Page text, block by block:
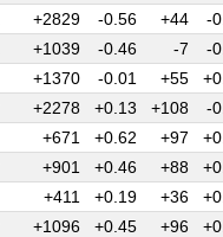
+2829 -0.56 +44 -
+1039 -0.46 -7 -
+1370 -0.01 +55
+2278 +0.13 +108 -
+671 +0.62 +97
+901 +0.46 +88
+411 +0.19 +36
+1096 +0.45 +96